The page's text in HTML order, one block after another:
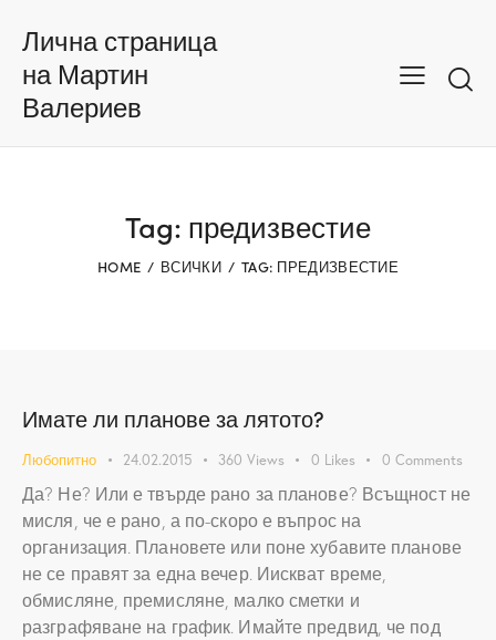
Лична страница
на Мартин
Валериев
Tag: предизвестие
HOME ВСИЧКИ TAG: ПРЕДИЗВЕСТИЕ
Имате ли планове за лятото?
Любопитно 24.02.2015 360 Views 0 Likes 0 Comments
Да? Не? Или е твърде рано за планове? Всъщност не
мисля, че е рано, а по-скоро е въпрос на
организация. Плановете или поне хубавите планове
не се правят за една вечер. Иискват време,
обмисляне, премисляне, малко сметки и
разграфяване на график. Имайте предвид, че под